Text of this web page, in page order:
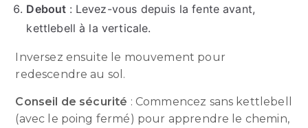
Debout : Levez-vous depuis la fente avant,
kettlebell à la verticale.
Inversez ensuite le mouvement pour
redescendre au sol.
Conseil de sécurité : Commencez sans kettlebell
(avec le poing fermé) pour apprendre le chemin,